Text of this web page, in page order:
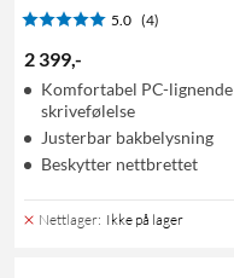
5.0 (4)
2 399,-
Komfortabel PC-lignende
skrivefølelse
Justerbar bakbelysning
Beskytter nettbrettet
Nettlager: Ikke på lager